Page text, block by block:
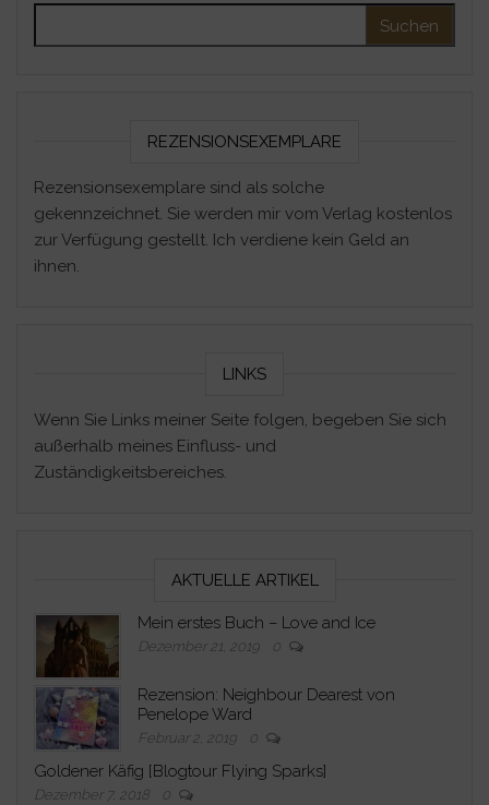
REZENSIONSEXEMPLARE
Rezensionsexemplare sind als solche
gekennzeichnet. Sie werden mir vom Verlag kostenlos
zur Verfügung gestellt. Ich verdiene kein Geld an
ihnen.
LINKS
Wenn Sie Links meiner Seite folgen, begeben Sie sich
außerhalb meines Einfluss- und
Zuständigkeitsbereiches.
AKTUELLE ARTIKEL
Mein erstes Buch – Love and Ice
Dezember 21, 2019 0
Rezension: Neighbour Dearest von
Penelope Ward
Februar 2, 2019 0
Goldener Käfig [Blogtour Flying Sparks]
Dezember 7, 2018 0